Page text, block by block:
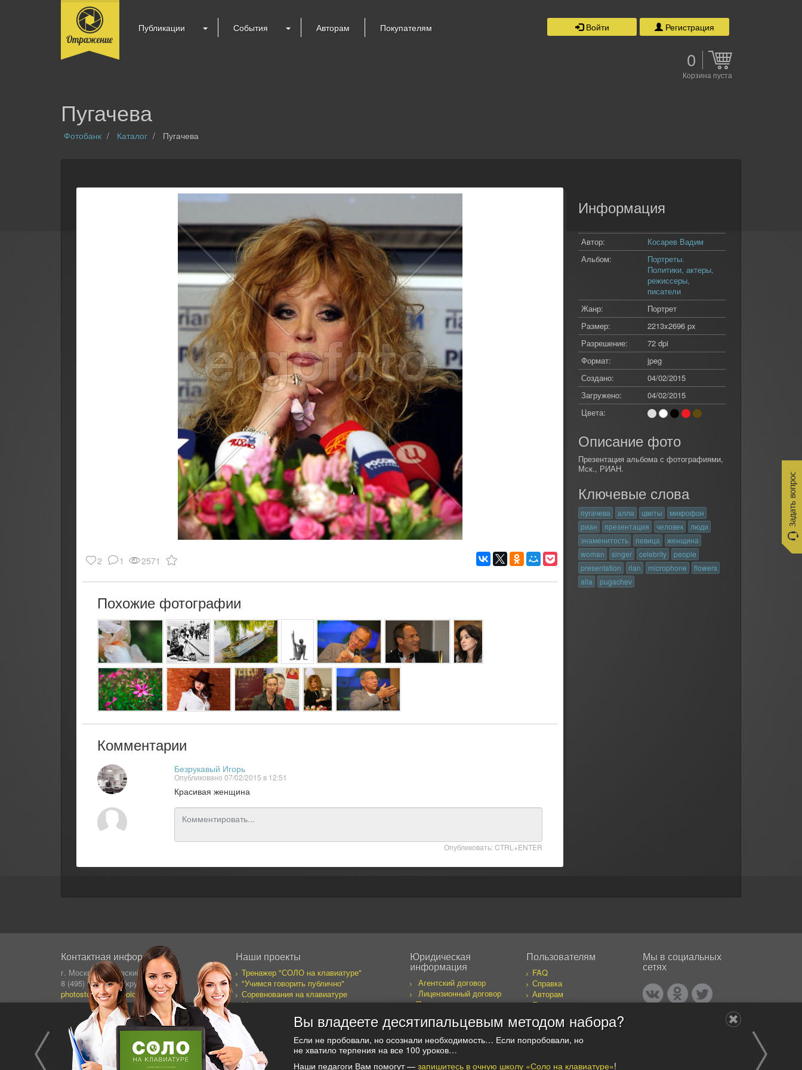
Публикации События Авторам Покупателям Войти Регистрация
0
Корзина пуста
Пугачева
Фотобанк Каталог Пугачева
2 1 2571
Похожие фотографии
Комментарии
Безрукавый Игорь
Опубликовано 07/02/2015 в 12:51
Красивая женщина
Опубликовать: CTRL+ENTER
Информация
Автор:
Косарев Вадим
Альбом:
Портреты.
Политики, актеры,
режиссеры,
писатели
Жанр:
Портрет
Размер:
2213x2696 px
Разрешение:
72 dpi
Формат:
jpeg
Создано:
04/02/2015
Загружено:
04/02/2015
Цвета:
Описание фото
Презентация альбома с фотографиями,
Мск., РИАН.
Ключевые слова
пугачева алла цветы
микрофон
риан
презентация человек
люди
знаменитость
певица
женщина
woman
singer celebrity
people
presentation
rian microphone
flowers
alla
pugachev
Контактная информация
г. Москва, Сущевский Вал 64
8 (495) 995-82-95 (кругл.)
photostock@ergosolo.ru
Наши проекты
Тренажер "СОЛО на клавиатуре"
"Учимся говорить публично"
Соревнования на клавиатуре
Моя собака желает познакомиться
Дневник предпринимателя
Все проекты
Юридическая
информация
Агентский договор
Лицензионный договор
Правила пользования
Пользователям
FAQ
Справка
Авторам
Покупателям
Публикации
Наши авторы
Каталог фотографий
Мы в социальных
сетях
Вы владеете десятипальцевым методом набора?
Если не пробовали, но осознали необходимость… Если попробовали, но
не хватило терпения на все 100 уроков…
Наши педагоги Вам помогут — запишитесь в очную школу «Соло на клавиатуре»!